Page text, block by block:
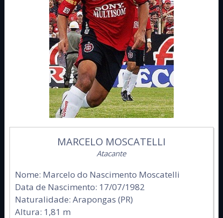
MARCELO MOSCATELLI
Atacante
Nome: Marcelo do Nascimento Moscatelli
Data de Nascimento: 17/07/1982
Naturalidade: Arapongas (PR)
Altura: 1,81 m